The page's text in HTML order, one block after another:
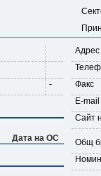
Адрес
Факс
E-mail
Сайт
Общ
-
Дата на ОС